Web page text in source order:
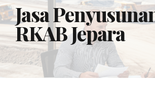
Jasa
RKAB Jepara